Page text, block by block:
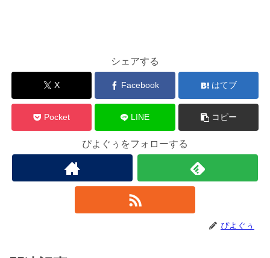
シェアする
X Facebook はてブ
Pocket LINE コピー
ぴよぐぅをフォローする
ぴよぐぅ